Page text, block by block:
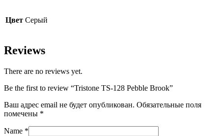
Цвет Серый
Reviews
There are no reviews yet.
Be the first to review “Tristone TS-128 Pebble Brook”
Ваш адрес email не будет опубликован. Обязательные поля
помечены *
Name *